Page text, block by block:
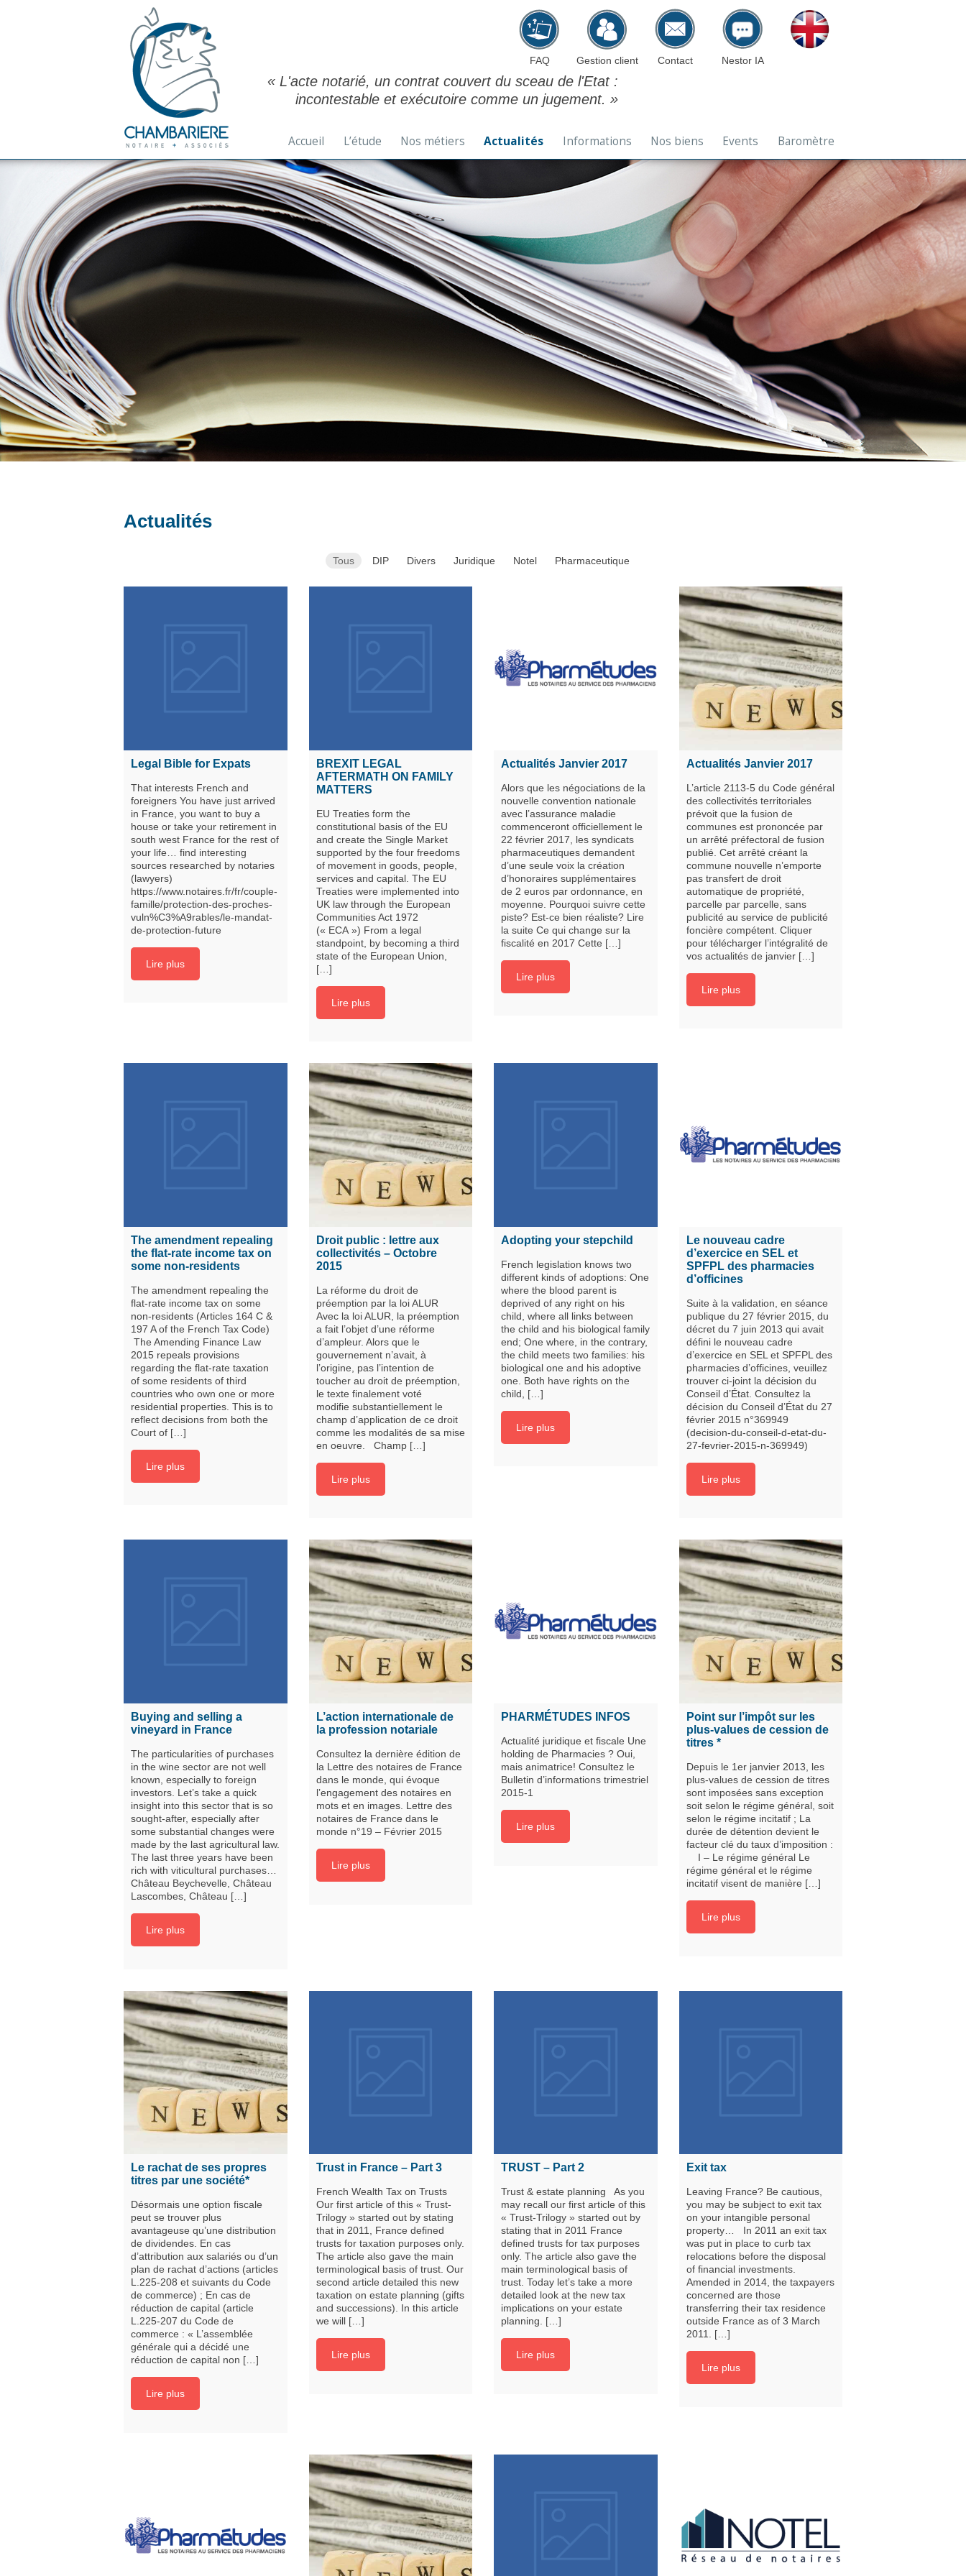
« L'acte notarié, un contrat couvert du sceau de l'Etat :
incontestable et exécutoire comme un jugement. »
FAQ Gestion client Contact Nestor IA
Accueil L’étude Nos métiers Actualités Informations Nos biens Events Baromètre
Actualités
Tous DIP Divers Juridique Notel Pharmaceutique
Legal Bible for Expats
That interests French and
foreigners You have just arrived
in France, you want to buy a
house or take your retirement in
south west France for the rest of
your life… find interesting
sources researched by notaries
(lawyers)
https://www.notaires.fr/fr/couple-
famille/protection-des-proches-
vuln%C3%A9rables/le-mandat-
de-protection-future
Lire plus
BREXIT LEGAL
AFTERMATH ON FAMILY
MATTERS
EU Treaties form the
constitutional basis of the EU
and create the Single Market
supported by the four freedoms
of movement in goods, people,
services and capital. The EU
Treaties were implemented into
UK law through the European
Communities Act 1972
(« ECA ») From a legal
standpoint, by becoming a third
state of the European Union,
[…]
Lire plus
Actualités Janvier 2017
Alors que les négociations de la
nouvelle convention nationale
avec l’assurance maladie
commenceront officiellement le
22 février 2017, les syndicats
pharmaceutiques demandent
d’une seule voix la création
d’honoraires supplémentaires
de 2 euros par ordonnance, en
moyenne. Pourquoi suivre cette
piste? Est-ce bien réaliste? Lire
la suite Ce qui change sur la
fiscalité en 2017 Cette […]
Lire plus
Actualités Janvier 2017
L’article 2113-5 du Code général
des collectivités territoriales
prévoit que la fusion de
communes est prononcée par
un arrêté préfectoral de fusion
publié. Cet arrêté créant la
commune nouvelle n’emporte
pas transfert de droit
automatique de propriété,
parcelle par parcelle, sans
publicité au service de publicité
foncière compétent. Cliquer
pour télécharger l’intégralité de
vos actualités de janvier […]
Lire plus
The amendment repealing
the flat-rate income tax on
some non-residents
The amendment repealing the
flat-rate income tax on some
non-residents (Articles 164 C &
197 A of the French Tax Code)
The Amending Finance Law
2015 repeals provisions
regarding the flat-rate taxation
of some residents of third
countries who own one or more
residential properties. This is to
reflect decisions from both the
Court of […]
Lire plus
Droit public : lettre aux
collectivités – Octobre
2015
La réforme du droit de
préemption par la loi ALUR
Avec la loi ALUR, la préemption
a fait l’objet d’une réforme
d’ampleur. Alors que le
gouvernement n’avait, à
l’origine, pas l’intention de
toucher au droit de préemption,
le texte finalement voté
modifie substantiellement le
champ d’application de ce droit
comme les modalités de sa mise
en oeuvre. Champ […]
Lire plus
Adopting your stepchild
French legislation knows two
different kinds of adoptions: One
where the blood parent is
deprived of any right on his
child, where all links between
the child and his biological family
end; One where, in the contrary,
the child meets two families: his
biological one and his adoptive
one. Both have rights on the
child, […]
Lire plus
Le nouveau cadre
d’exercice en SEL et
SPFPL des pharmacies
d’officines
Suite à la validation, en séance
publique du 27 février 2015, du
décret du 7 juin 2013 qui avait
défini le nouveau cadre
d’exercice en SEL et SPFPL des
pharmacies d’officines, veuillez
trouver ci-joint la décision du
Conseil d’État. Consultez la
décision du Conseil d’État du 27
février 2015 n°369949
(decision-du-conseil-d-etat-du-
27-fevrier-2015-n-369949)
Lire plus
Buying and selling a
vineyard in France
The particularities of purchases
in the wine sector are not well
known, especially to foreign
investors. Let’s take a quick
insight into this sector that is so
sought-after, especially after
some substantial changes were
made by the last agricultural law.
The last three years have been
rich with viticultural purchases…
Château Beychevelle, Château
Lascombes, Château […]
Lire plus
L’action internationale de
la profession notariale
Consultez la dernière édition de
la Lettre des notaires de France
dans le monde, qui évoque
l’engagement des notaires en
mots et en images. Lettre des
notaires de France dans le
monde n°19 – Février 2015
Lire plus
PHARMÉTUDES INFOS
Actualité juridique et fiscale Une
holding de Pharmacies ? Oui,
mais animatrice! Consultez le
Bulletin d’informations trimestriel
2015-1
Lire plus
Point sur l’impôt sur les
plus-values de cession de
titres *
Depuis le 1er janvier 2013, les
plus-values de cession de titres
sont imposées sans exception
soit selon le régime général, soit
selon le régime incitatif ; La
durée de détention devient le
facteur clé du taux d’imposition :
I – Le régime général Le
régime général et le régime
incitatif visent de manière […]
Lire plus
Le rachat de ses propres
titres par une société*
Désormais une option fiscale
peut se trouver plus
avantageuse qu’une distribution
de dividendes. En cas
d’attribution aux salariés ou d’un
plan de rachat d’actions (articles
L.225-208 et suivants du Code
de commerce) ; En cas de
réduction de capital (article
L.225-207 du Code de
commerce : « L’assemblée
générale qui a décidé une
réduction de capital non […]
Lire plus
Trust in France – Part 3
French Wealth Tax on Trusts
Our first article of this « Trust-
Trilogy » started out by stating
that in 2011, France defined
trusts for taxation purposes only.
The article also gave the main
terminological basis of trust. Our
second article detailed this new
taxation on estate planning (gifts
and successions). In this article
we will […]
Lire plus
TRUST – Part 2
Trust & estate planning As you
may recall our first article of this
« Trust-Trilogy » started out by
stating that in 2011 France
defined trusts for tax purposes
only. The article also gave the
main terminological basis of
trust. Today let’s take a more
detailed look at the new tax
implications on your estate
planning. […]
Lire plus
Exit tax
Leaving France? Be cautious,
you may be subject to exit tax
on your intangible personal
property… In 2011 an exit tax
was put in place to curb tax
relocations before the disposal
of financial investments.
Amended in 2014, the taxpayers
concerned are those
transferring their tax residence
outside France as of 3 March
2011. […]
Lire plus